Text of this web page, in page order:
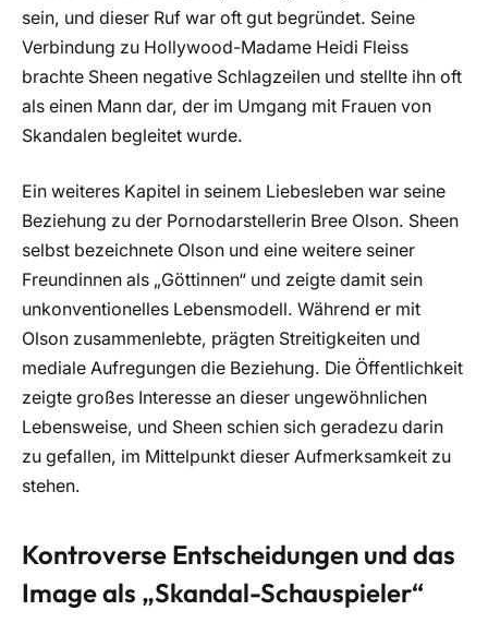
sein, und dieser Ruf war oft gut begründet. Seine
Verbindung zu Hollywood-Madame Heidi Fleiss
brachte Sheen negative Schlagzeilen und stellte ihn oft
als einen Mann dar, der im Umgang mit Frauen von
Skandalen begleitet wurde.
Ein weiteres Kapitel in seinem Liebesleben war seine
Beziehung zu der Pornodarstellerin Bree Olson. Sheen
selbst bezeichnete Olson und eine weitere seiner
Freundinnen als „Göttinnen“ und zeigte damit sein
unkonventionelles Lebensmodell. Während er mit
Olson zusammenlebte, prägten Streitigkeiten und
mediale Aufregungen die Beziehung. Die Öffentlichkeit
zeigte großes Interesse an dieser ungewöhnlichen
Lebensweise, und Sheen schien sich geradezu darin
zu gefallen, im Mittelpunkt dieser Aufmerksamkeit zu
stehen.
Kontroverse Entscheidungen und das
Image als „Skandal-Schauspieler“